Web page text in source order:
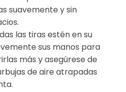
suavemente y sin
las tiras estén en su
sus manos para
más y asegúrese de
de aire atrapadas